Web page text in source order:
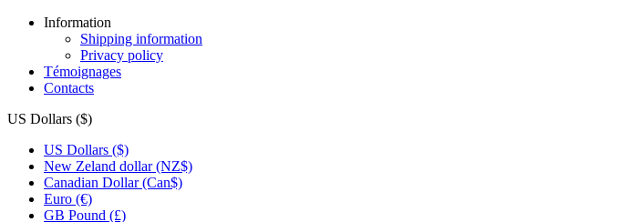
Information
Shipping information
Privacy policy
Témoignages
Contacts
US Dollars ($)
US Dollars ($)
New Zeland dollar (NZ$)
Canadian Dollar (Can$)
Euro (€)
GB Pound (£)